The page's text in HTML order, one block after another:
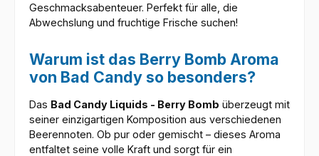
Geschmacksabenteuer. Perfekt für alle, die
Abwechslung und fruchtige Frische suchen!
Warum ist das Berry Bomb Aroma
von Bad Candy so besonders?
Das Bad Candy Liquids - Berry Bomb überzeugt mit
seiner einzigartigen Komposition aus verschiedenen
Beerennoten. Ob pur oder gemischt – dieses Aroma
entfaltet seine volle Kraft und sorgt für ein